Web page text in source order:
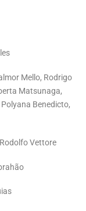
Mello, Rodrigo
Matsunaga,
Benedicto,
Vettore